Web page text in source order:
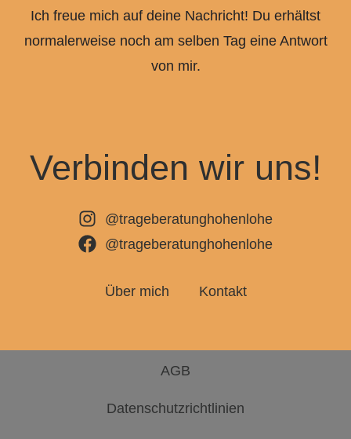
Ich freue mich auf deine Nachricht! Du erhältst
normalerweise noch am selben Tag eine Antwort
von mir.
Verbinden wir uns!
@trageberatunghohenlohe
@trageberatunghohenlohe
Über mich Kontakt
AGB
Datenschutzrichtlinien